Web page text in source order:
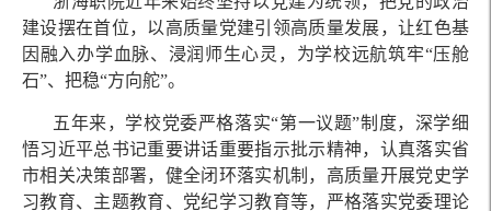
建设摆在首位，以高质量党建引领高质量发展，让红色基
因融入办学血脉、浸润师生心灵，为学校远航筑牢“压舱
石”、把稳“方向舵”。
五年来，学校党委严格落实“第一议题”制度，深学细
悟习近平总书记重要讲话重要指示批示精神，认真落实省
市相关决策部署，健全闭环落实机制，高质量开展党史学
习教育、主题教育、党纪学习教育等，严格落实党委理论